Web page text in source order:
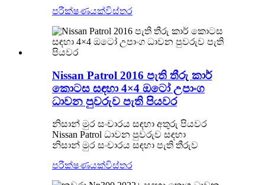
පරීක්ෂණයක්විස්තර
Nissan Patrol 2016 පැති තීරු කාර්
කොටස සඳහා 4×4 ඔටෝ උපාංග
ධාවන පුවරුව පැති පියවර
නිසාන් මුර සංචාරය සඳහා අතුරු පියවර
Nissan Patrol ධාවන පුවරුව සඳහා
නිසාන් මුර සංචාරය සඳහා පැති තීරුව
පරීක්ෂණයක්විස්තර